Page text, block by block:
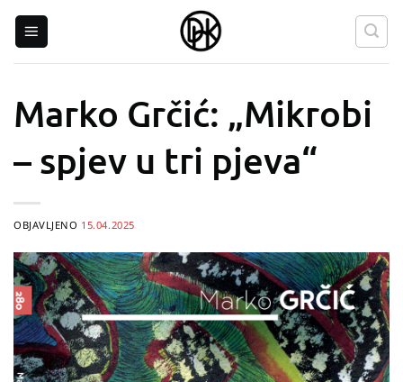
Marko Grčić: „Mikrobi
– spjev u tri pjeva“
OBJAVLJENO 15.04.2025